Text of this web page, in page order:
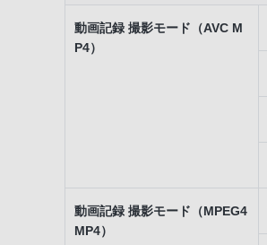
動画記録 撮影モード（AVC M
P4）
動画記録 撮影モード（MPEG4
MP4）